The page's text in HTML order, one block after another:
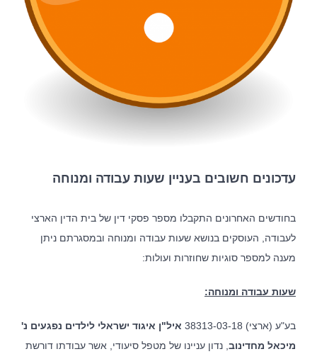
עדכונים חשובים בעניין שעות עבודה ומנוחה
בחודשים האחרונים התקבלו מספר פסקי דין של בית הדין הארצי
לעבודה, העוסקים בנושא שעות עבודה ומנוחה ובמסגרתם ניתן
מענה למספר סוגיות שחוזרות ועולות:
שעות עבודה ומנוחה:
בע"ע (ארצי) 38313-03-18
איל"ן איגוד ישראלי לילדים נפגעים נ'
מיכאל מחדינוב, נדון עניינו של מטפל סיעודי, אשר עבודתו דורשת